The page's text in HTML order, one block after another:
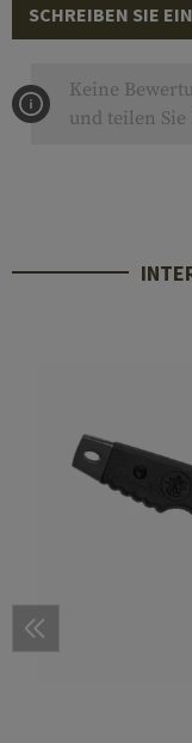
SCHREIBEN SIE
Keine
und teilen